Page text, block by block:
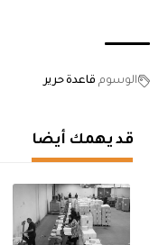
الوسوم قاعدة حرير
قد يهمك أيضا